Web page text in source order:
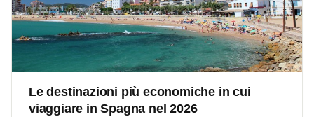
Le destinazioni più economiche in cui
viaggiare in Spagna nel 2026